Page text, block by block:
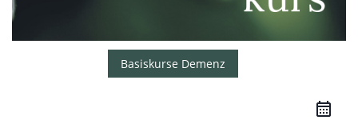
Basiskurse Demenz